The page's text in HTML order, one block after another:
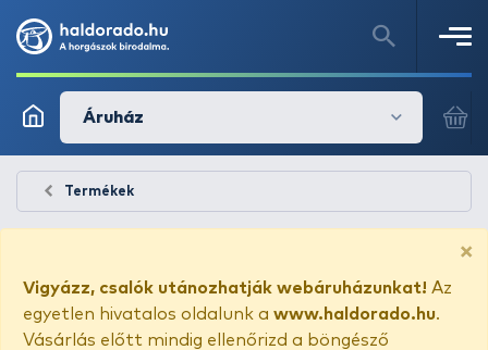
Áruház
Termékek
×
Vigyázz, csalók utánozhatják webáruházunkat! Az
egyetlen hivatalos oldalunk a www.haldorado.hu.
Vásárlás előtt mindig ellenőrizd a böngésző